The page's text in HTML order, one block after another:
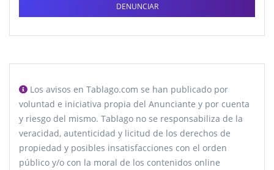
DENUNCIAR
Los avisos en Tablago.com se han publicado por
voluntad e iniciativa propia del Anunciante y por cuenta
y riesgo del mismo. Tablago no se responsabiliza de la
veracidad, autenticidad y licitud de los derechos de
propiedad y posibles insatisfacciones con el orden
público y/o con la moral de los contenidos online